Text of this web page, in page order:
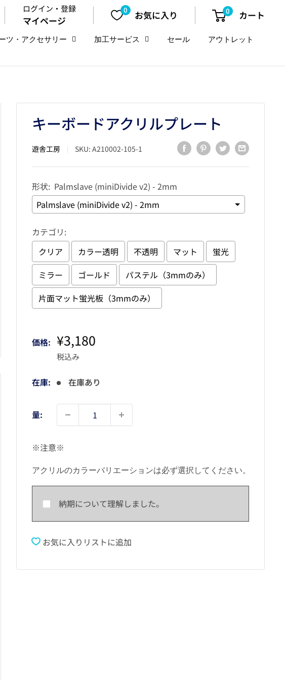
ログイン・登録
マイページ お気に入り
0 0 カート
ツ・アクセサリー 加工サービス セール アウトレット
キーボードアクリルプレート
遊舎工房 SKU:A210002-105-1
形状: Palmslave (miniDivide v2) - 2mm
Palmslave (miniDivide v2) - 2mm
カテゴリ:
クリア
カラー透明 不透明 マット
蛍光
ミラー
ゴールド
パステル（3mmのみ）
片面マット蛍光板（3mmのみ）
価格: ¥3,180
税込み
在庫: 在庫あり
量:
※注意※
アクリルのカラーバリエーションは必ず選択してください。
納期について理解しました。
お気に入りリストに追加